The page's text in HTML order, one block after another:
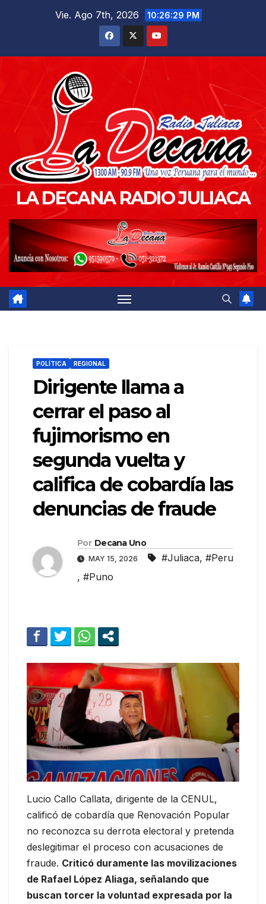
Vie. Ago 7th, 2026 10:26:31 PM
LA DECANA RADIO JULIACA
POLÍTICA REGIONAL
Dirigente llama a
cerrar el paso al
fujimorismo en
segunda vuelta y
califica de cobardía las
denuncias de fraude
Por Decana Uno
MAY 15, 2026 #Juliaca, #Peru
, #Puno
Lucio Callo Callata, dirigente de la CENUL,
calificó de cobardía que Renovación Popular
no reconozca su derrota electoral y pretenda
deslegitimar el proceso con acusaciones de
fraude. Criticó duramente las movilizaciones
de Rafael López Aliaga, señalando que
buscan torcer la voluntad expresada por la